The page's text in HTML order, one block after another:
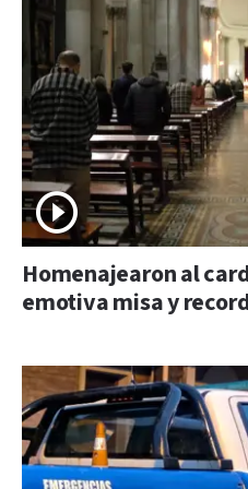
Homenajearon al
emotiva misa y